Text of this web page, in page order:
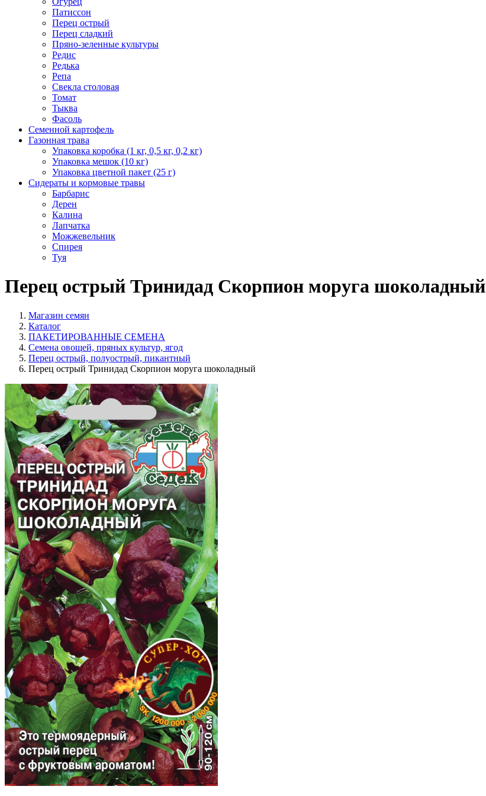
Патиссон
Перец острый
Перец сладкий
Пряно-зеленные культуры
Редис
Редька
Репа
Свекла столовая
Томат
Тыква
Фасоль
Семенной картофель
Газонная трава
Упаковка коробка (1 кг, 0,5 кг, 0,2 кг)
Упаковка мешок (10 кг)
Упаковка цветной пакет (25 г)
Сидераты и кормовые травы
Барбарис
Дерен
Калина
Лапчатка
Можжевельник
Спирея
Туя
Перец острый Тринидад Скорпион моруга шоколадный
Магазин семян
Каталог
ПАКЕТИРОВАННЫЕ СЕМЕНА
Семена овощей, пряных культур, ягод
Перец острый, полуострый, пикантный
Перец острый Тринидад Скорпион моруга шоколадный